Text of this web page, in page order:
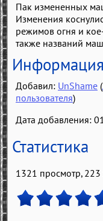
Пак измененных
Изменения
режимов огня и кое-
также названий
Информация
Добавил: UnShame (
пользователя)
Дата добавления:
Статистика
1321 просмотр, 223